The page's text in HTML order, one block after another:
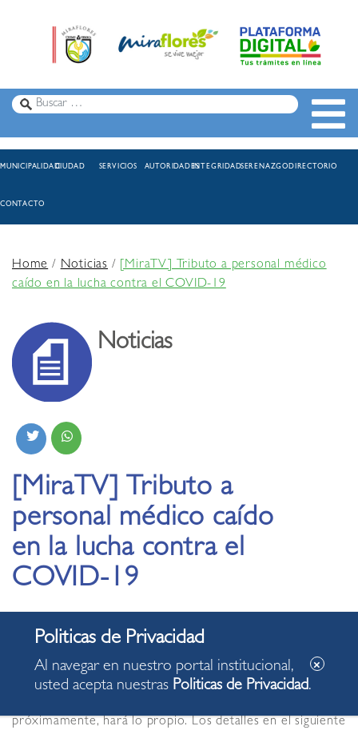
MUNICIPALIDADCIUDAD SERVICIOS AUTORIDADESINTEGRIDADSERENAZGODIRECTORIO
CONTACTO
Home/Noticias /
[MiraTV] Tributo a personal médico
caído en la lucha contra el COVID-19
Noticias
[MiraTV] Tributo a
personal médico caído
en la lucha contra el
COVID-19
03.08.25020
La muestra Un solo Latir, en el Parque Central de nuestro
distrito, rinde tributo al personal médico que perdió la
próximamente, hará lo propio. Los detalles en el siguiente
Al navegar en nuestro portal institucional,
usted acepta nuestras Politicas de Privacidad.